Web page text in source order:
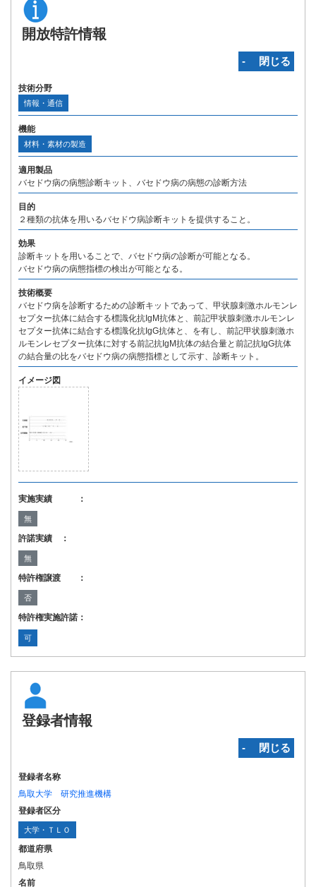
開放特許情報
‐ 閉じる
技術分野
情報・通信
機能
材料・素材の製造
適用製品
バセドウ病の病態診断キット、バセドウ病の病態の診断方法
目的
２種類の抗体を用いるバセドウ病診断キットを提供すること。
効果
診断キットを用いることで、バセドウ病の診断が可能となる。
バセドウ病の病態指標の検出が可能となる。
技術概要
バセドウ病を診断するための診断キットであって、甲状腺刺激ホルモンレ
セプター抗体に結合する標識化抗IgM抗体と、前記甲状腺刺激ホルモンレ
セプター抗体に結合する標識化抗IgG抗体と、を有し、前記甲状腺刺激ホ
ルモンレセプター抗体に対する前記抗IgM抗体の結合量と前記抗IgG抗体
の結合量の比をバセドウ病の病態指標として示す、診断キット。
イメージ図
実施実績 ：
無
許諾実績 ：
無
特許権譲渡 ：
否
特許権実施許諾：
可
登録者情報
‐ 閉じる
登録者名称
鳥取大学 研究推進機構
登録者区分
大学・ＴＬＯ
都道府県
鳥取県
名前